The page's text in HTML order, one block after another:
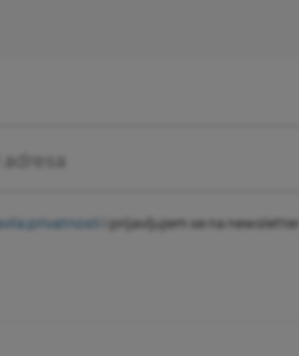
privatnosti i prijavljujem se na newsletter